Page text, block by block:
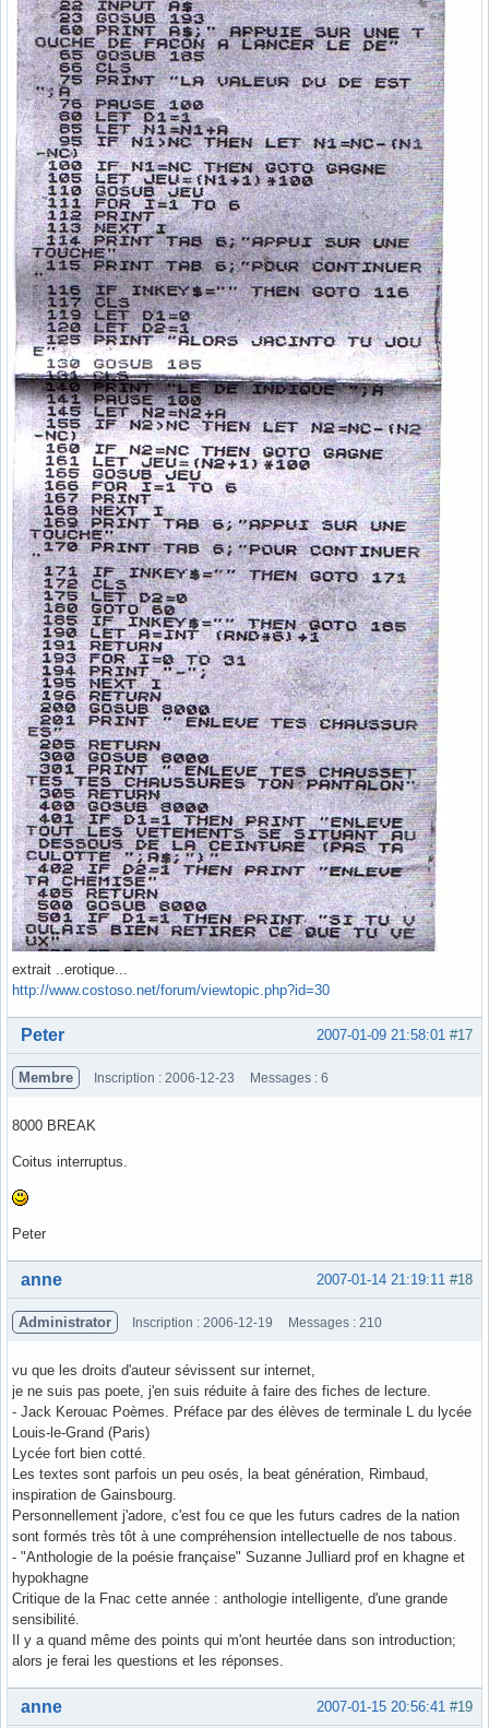
extrait ..erotique...
http://www.costoso.net/forum/viewtopic.php?id=30
Hors ligne #17
2007-01-09 21:58:01
Peter
Membre Inscription : 2006-12-23 Messages : 6
8000 BREAK
Coitus interruptus.
Peter
Hors ligne #18
2007-01-14 21:19:11
anne
Administrator Inscription : 2006-12-19 Messages : 210
vu que les droits d'auteur sévissent sur internet,
je ne suis pas poete, j'en suis réduite à faire des fiches de lecture.
- Jack Kerouac Poèmes. Préface par des élèves de terminale L du lycée
Louis-le-Grand (Paris)
Lycée fort bien cotté.
Les textes sont parfois un peu osés, la beat génération, Rimbaud,
inspiration de Gainsbourg.
Personnellement j'adore, c'est fou ce que les futurs cadres de la nation
sont formés très tôt à une compréhension intellectuelle de nos tabous.
- "Anthologie de la poésie française" Suzanne Julliard prof en khagne et
hypokhagne
Critique de la Fnac cette année : anthologie intelligente, d'une grande
sensibilité.
Il y a quand même des points qui m'ont heurtée dans son introduction;
alors je ferai les questions et les réponses.
Hors ligne #19
2007-01-15 20:56:41
anne